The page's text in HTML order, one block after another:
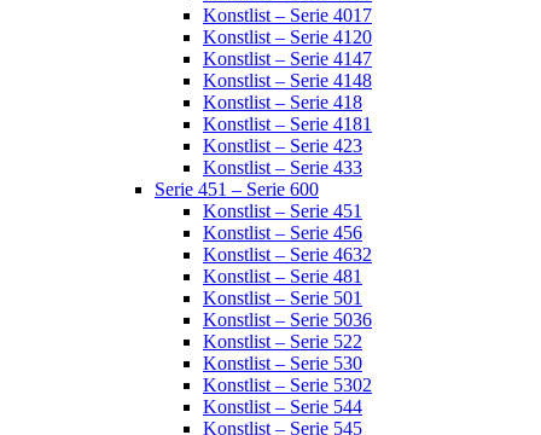
Konstlist – Serie 4017
Konstlist – Serie 4120
Konstlist – Serie 4147
Konstlist – Serie 4148
Konstlist – Serie 418
Konstlist – Serie 4181
Konstlist – Serie 423
Konstlist – Serie 433
Serie 451 – Serie 600
Konstlist – Serie 451
Konstlist – Serie 456
Konstlist – Serie 4632
Konstlist – Serie 481
Konstlist – Serie 501
Konstlist – Serie 5036
Konstlist – Serie 522
Konstlist – Serie 530
Konstlist – Serie 5302
Konstlist – Serie 544
Konstlist – Serie 545